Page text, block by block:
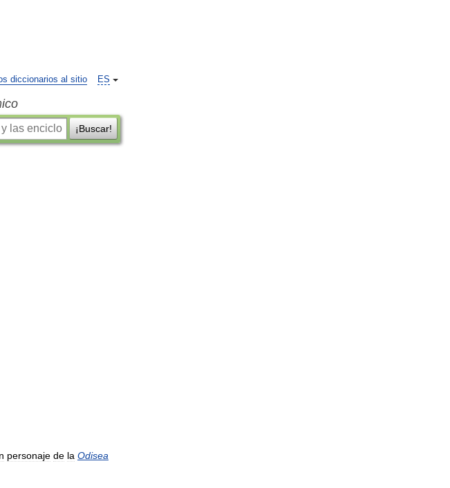
ES
diccionarios al sitio
¡Buscar!
personaje de la Odisea